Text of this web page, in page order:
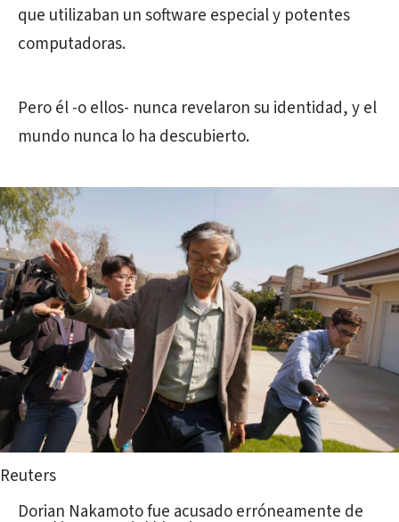
que utilizaban un software especial y potentes
computadoras.
Pero él -o ellos- nunca revelaron su identidad, y el
mundo nunca lo ha descubierto.
Reuters
Dorian Nakamoto fue acusado erróneamente de